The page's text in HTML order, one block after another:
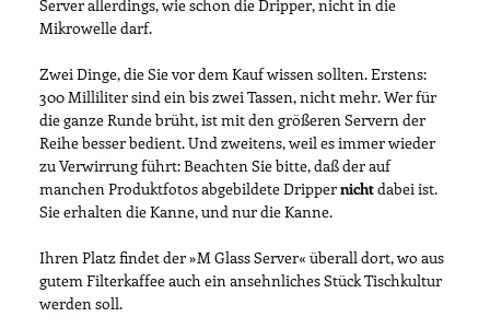
Server allerdings, wie schon die Dripper, nicht in die
Mikrowelle darf.
Zwei Dinge, die Sie vor dem Kauf wissen sollten. Erstens:
300 Milliliter sind ein bis zwei Tassen, nicht mehr. Wer für
die ganze Runde brüht, ist mit den größeren Servern der
Reihe besser bedient. Und zweitens, weil es immer wieder
zu Verwirrung führt: Beachten Sie bitte, daß der auf
manchen Produktfotos abgebildete Drippernichtdabei ist.
Sie erhalten die Kanne, und nur die Kanne.
Ihren Platz findet der »M Glass Server« überall dort, wo aus
gutem Filterkaffee auch ein ansehnliches Stück Tischkultur
werden soll.